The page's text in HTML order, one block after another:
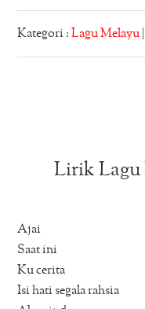
Kategori :Lagu Melayu
Lirik Lagu
Ajai
Saat ini
Ku cerita
Isi hati segala rahsia